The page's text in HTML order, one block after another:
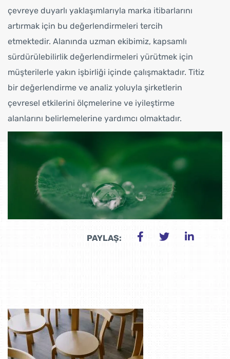
çevreye duyarlı yaklaşımlarıyla marka itibarlarını
artırmak için bu değerlendirmeleri tercih
etmektedir. Alanında uzman ekibimiz, kapsamlı
sürdürülebilirlik değerlendirmeleri yürütmek için
müşterilerle yakın işbirliği içinde çalışmaktadır. Titiz
bir değerlendirme ve analiz yoluyla şirketlerin
çevresel etkilerini ölçmelerine ve iyileştirme
alanlarını belirlemelerine yardımcı olmaktadır.
PAYLAŞ: